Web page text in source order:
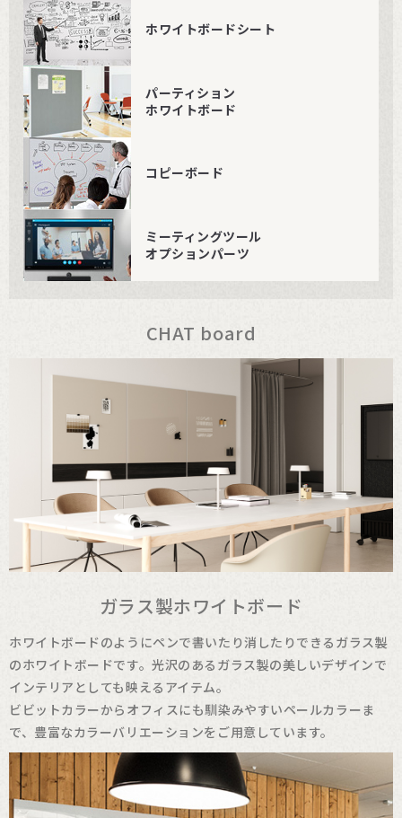
ホワイトボードシート
パーティション
ホワイトボード
コピーボード
ミーティングツール
オプションパーツ
CHAT board
ガラス製ホワイトボード
ホワイトボードのようにペンで書いたり消したりできるガラス製
のホワイトボードです。光沢のあるガラス製の美しいデザインで
インテリアとしても映えるアイテム。
ビビットカラーからオフィスにも馴染みやすいペールカラーま
で、豊富なカラーバリエーションをご用意しています。